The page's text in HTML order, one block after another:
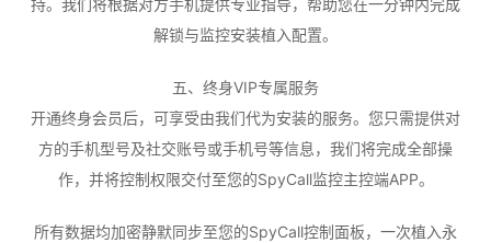
持。我们将根据对方手机提供专业指导，帮助您在一分钟内完成
解锁与监控安装植入配置。
五、终身VIP专属服务
开通终身会员后，可享受由我们代为安装的服务。您只需提供对
方的手机型号及社交账号或手机号等信息，我们将完成全部操
作，并将控制权限交付至您的SpyCall监控主控端APP。
所有数据均加密静默同步至您的SpyCall控制面板，一次植入永